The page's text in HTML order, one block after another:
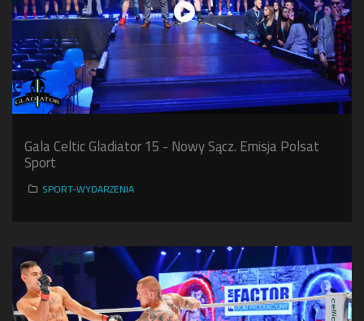
Gala Celtic Gladiator 15 - Nowy Sącz. Emisja Polsat
Sport
SPORT-WYDARZENIA